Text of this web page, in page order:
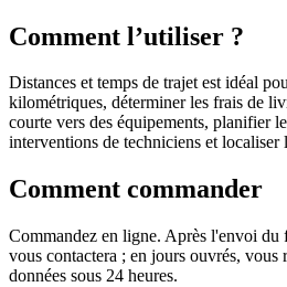
Comment l’utiliser ?
Distances et temps de trajet est idéal
kilométriques, déterminer les frais de
courte vers des équipements, planifier
interventions de techniciens et localiser
Comment commander
Commandez en ligne. Après l'envoi
vous contactera ; en jours ouvrés, vous
données sous 24 heures.